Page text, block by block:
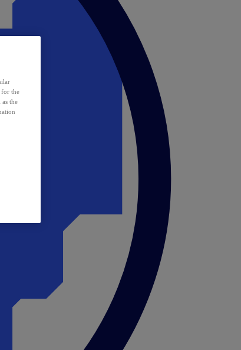
for the
as the